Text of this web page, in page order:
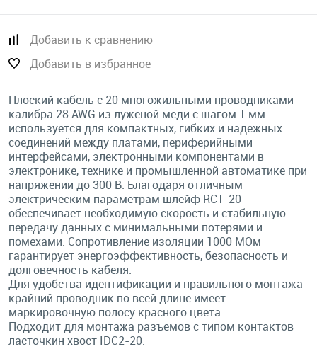
Добавить к сравнению
Добавить в избранное
Плоский кабель с 20 многожильными проводниками
калибра 28 AWG из луженой меди с шагом 1 мм
используется для компактных, гибких и надежных
соединений между платами, периферийными
интерфейсами, электронными компонентами в
электронике, технике и промышленной автоматике при
напряжении до 300 В. Благодаря отличным
электрическим параметрам шлейф RC1-20
обеспечивает необходимую скорость и стабильную
передачу данных с минимальными потерями и
помехами. Сопротивление изоляции 1000 МОм
гарантирует энергоэффективность, безопасность и
долговечность кабеля.
Для удобства идентификации и правильного монтажа
крайний проводник по всей длине имеет
маркировочную полосу красного цвета.
Подходит для монтажа разъемов с типом контактов
ласточкин хвост IDC2-20.